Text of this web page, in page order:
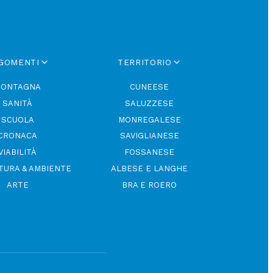
Rocco;
che
qui
SANITÀ
SCUOLA
& AMBIENTE
ARTE
TERRITORIO
CUNEESE
SALUZZESE
MONREGALESE
SAVIGLIANESE
FOSSANESE
ALBESE E LANGHE
BRA E ROERO